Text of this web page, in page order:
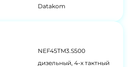
Datakom
NEF45TM3.S500
дизельный, 4-х тактный